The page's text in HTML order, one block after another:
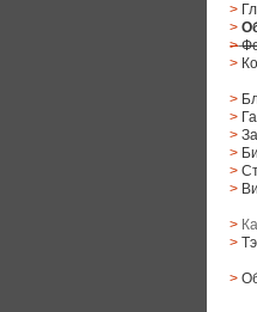
>
>
>
>
>
>
>
>
>
>
>
>
>